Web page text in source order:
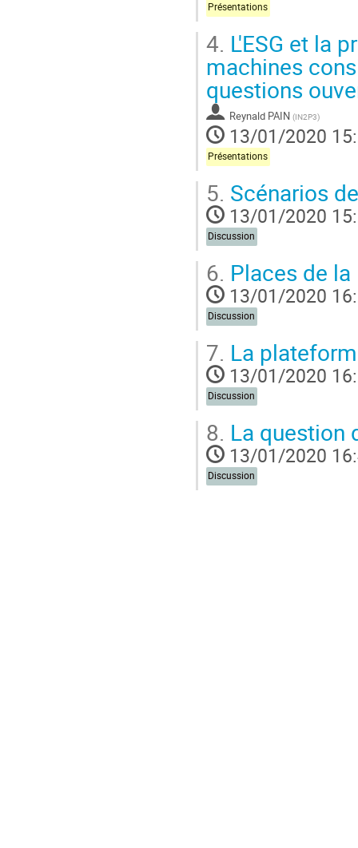
Présentations
4. L'ESG et la
machines
questions
Reynald PAIN (IN2P3)
13/01/2020
Présentations
5. Scénarios
13/01/2020
Discussion
6. Places de la
13/01/2020
Discussion
7. La
13/01/2020
Discussion
8. La question
13/01/2020
Discussion